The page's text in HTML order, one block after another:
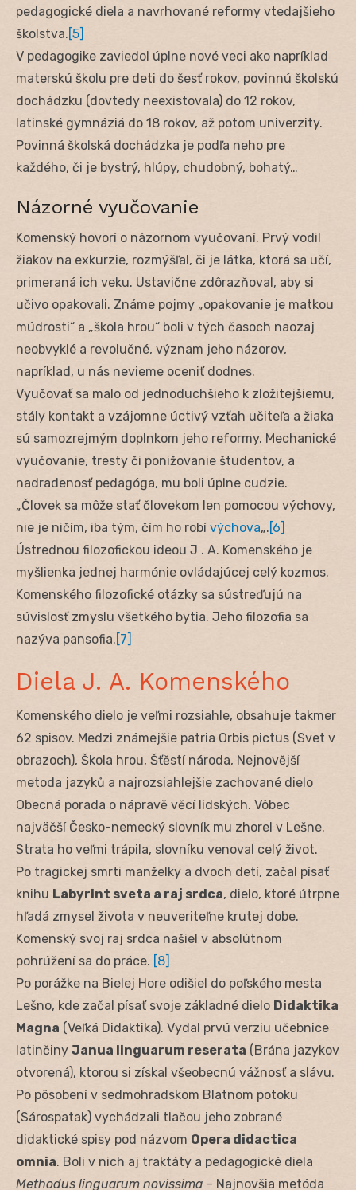
pedagogické diela a navrhované reformy vtedajšieho
školstva.[5]
V pedagogike zaviedol úplne nové veci ako napríklad
materskú školu pre deti do šesť rokov, povinnú školskú
dochádzku (dovtedy neexistovala) do 12 rokov,
latinské gymnáziá do 18 rokov, až potom univerzity.
Povinná školská dochádzka je podľa neho pre
každého, či je bystrý, hlúpy, chudobný, bohatý…
Názorné vyučovanie
Komenský hovorí o názornom vyučovaní. Prvý vodil
žiakov na exkurzie, rozmýšľal, či je látka, ktorá sa učí,
primeraná ich veku. Ustavične zdôrazňoval, aby si
učivo opakovali. Známe pojmy „opakovanie je matkou
múdrosti“ a „škola hrou“ boli v tých časoch naozaj
neobvyklé a revolučné, význam jeho názorov,
napríklad, u nás nevieme oceniť dodnes.
Vyučovať sa malo od jednoduchšieho k zložitejšiemu,
stály kontakt a vzájomne úctivý vzťah učiteľa a žiaka
sú samozrejmým doplnkom jeho reformy. Mechanické
vyučovanie, tresty či ponižovanie študentov, a
nadradenosť pedagóga, mu boli úplne cudzie.
„Človek sa môže stať človekom len pomocou výchovy,
nie je ničím, iba tým, čím ho robívýchova„.[6]
Ústrednou filozofickou ideou J . A. Komenského je
myšlienka jednej harmónie ovládajúcej celý kozmos.
Komenského filozofické otázky sa sústreďujú na
súvislosť zmyslu všetkého bytia. Jeho filozofia sa
nazýva pansofia.[7]
Diela J. A. Komenského
Komenského dielo je veľmi rozsiahle, obsahuje takmer
62 spisov. Medzi známejšie patria Orbis pictus (Svet v
obrazoch), Škola hrou, Šťěstí národa, Nejnovější
metoda jazyků a najrozsiahlejšie zachované dielo
Obecná porada o nápravě věcí lidských. Vôbec
najväčší Česko-nemecký slovník mu zhorel v Lešne.
Strata ho veľmi trápila, slovníku venoval celý život.
Po tragickej smrti manželky a dvoch detí, začal písať
knihu Labyrint sveta a raj srdca, dielo, ktoré útrpne
hľadá zmysel života v neuveriteľne krutej dobe.
Komenský svoj raj srdca našiel v absolútnom
pohrúžení sa do práce. [8]
Po porážke na Bielej Hore odišiel do poľského mesta
Lešno, kde začal písať svoje základné dielo Didaktika
Magna (Veľká Didaktika). Vydal prvú verziu učebnice
latinčiny Janua linguarum reserata (Brána jazykov
otvorená), ktorou si získal všeobecnú vážnosť a slávu.
Po pôsobení v sedmohradskom Blatnom potoku
(Sárospatak) vychádzali tlačou jeho zobrané
didaktické spisy pod názvom Opera didactica
omnia. Boli v nich aj traktáty a pedagogické diela
Methodus linguarum novissima – Najnovšia metóda